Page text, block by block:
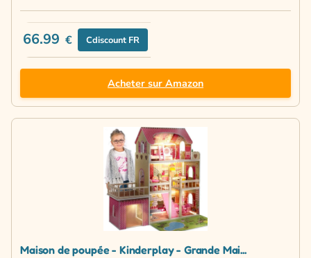
66.99 € Cdiscount FR
Acheter sur Amazon
Maison de poupée - Kinderplay - Grande Mai...